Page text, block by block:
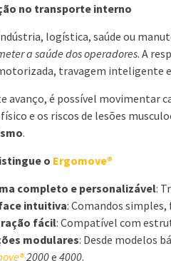
no transporte interno
logística, saúde ou
a saúde dos operadores. A
travagem inteligente
avanço, é possível movimentar
e os riscos de lesões
.
o Ergomove®
completo e personalizável:
intuitiva: Comandos
fácil: Compatível com
modulares: Desde modelos
2000e 4000.